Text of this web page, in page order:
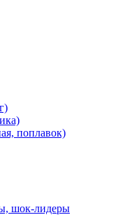
поплавок)
шок-лидеры